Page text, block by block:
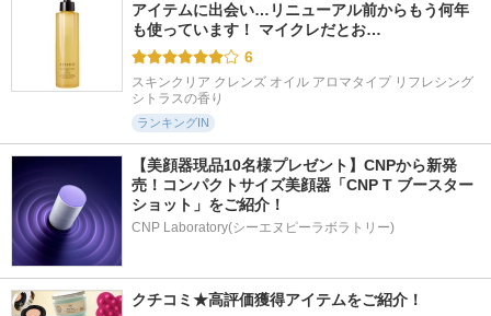
アイテムに出会い…リニューアル前からもう何年
も使っています！ マイクレだとお…
6
スキンクリア クレンズ オイル アロマタイプ リフレシング
シトラスの香り
ランキングIN
【美顔器現品10名様プレゼント】CNPから新発
売！コンパクトサイズ美顔器「CNP T ブースター
ショット」をご紹介！
CNP Laboratory(シーエヌピーラボラトリー)
クチコミ★高評価獲得アイテムをご紹介！